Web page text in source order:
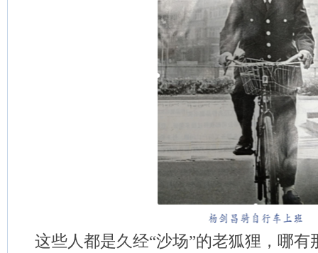
这些人都是久经“沙场”的老狐狸，哪有